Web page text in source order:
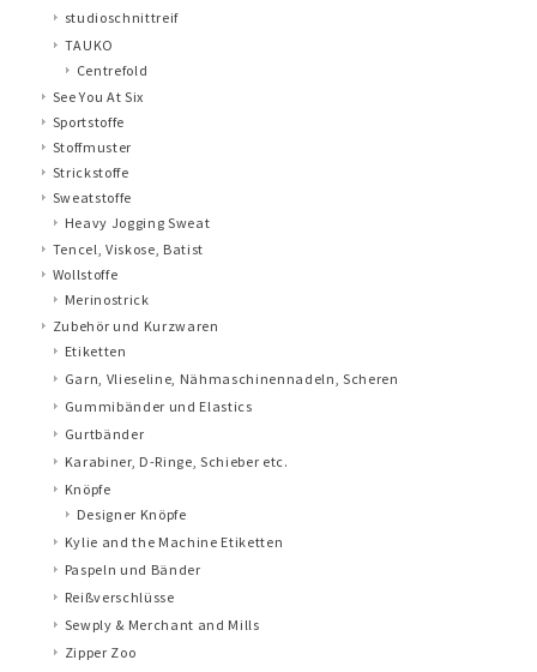
studioschnittreif
TAUKO
Centrefold
See You At Six
Sportstoffe
Stoffmuster
Strickstoffe
Sweatstoffe
Heavy Jogging Sweat
Tencel, Viskose, Batist
Wollstoffe
Merinostrick
Zubehör und Kurzwaren
Etiketten
Garn, Vlieseline, Nähmaschinennadeln, Scheren
Gummibänder und Elastics
Gurtbänder
Karabiner, D-Ringe, Schieber etc.
Knöpfe
Designer Knöpfe
Kylie and the Machine Etiketten
Paspeln und Bänder
Reißverschlüsse
Sewply & Merchant and Mills
Zipper Zoo